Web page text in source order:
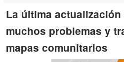
La última
muchos problemas y
mapas comunitarios